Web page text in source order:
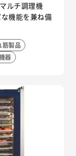
ルチ調理機
機能を兼ね備
筋製品
器